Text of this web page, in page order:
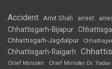
Accident Amit Shah arrest
Chhattisgarh-Bijapur
Chhattisgarh-Jagdalpur
Chhattisgarh-Raigarh
Chief Minister
Chief Minister Dr. Yadav